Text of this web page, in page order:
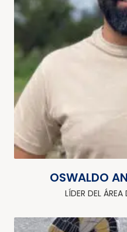
OSWALDO
LÍDER DEL